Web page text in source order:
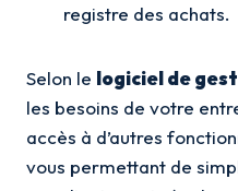
registre des achats.
Selon le logiciel de
les besoins de votre
accès à d’autres
vous permettant de